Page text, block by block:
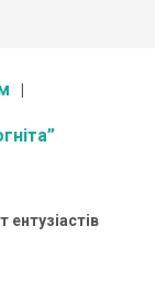
ентузіастів